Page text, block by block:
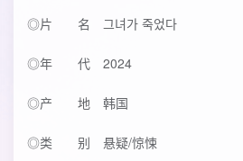
◎片 名 그녀가 죽었다
◎年 代 2024
◎产 地 韩国
◎类 别 悬疑/惊悚